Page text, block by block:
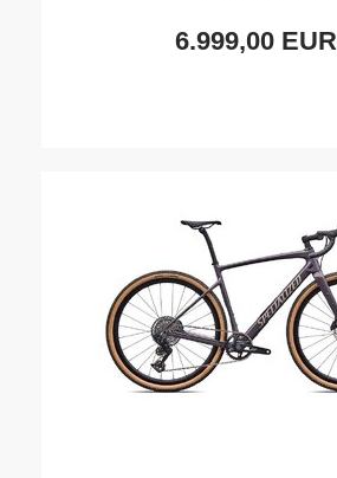
6.999,00 EUR